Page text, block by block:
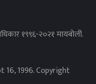
१९९६-२०२१ मायबोली.
16, 1996. Copyright